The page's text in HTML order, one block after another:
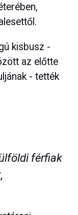
kisbusz -
az előtte
- tették
férfiak